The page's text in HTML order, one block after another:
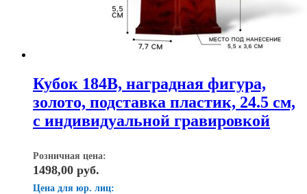
Кубок 184B, наградная фигура,
золото, подставка пластик, 24.5 см,
с индивидуальной гравировкой
Розничная цена:
1498,00 руб.
Цена для юр. лиц: